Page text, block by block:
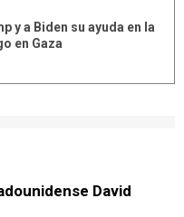
David
y a Biden su ayuda en la
en Gaza